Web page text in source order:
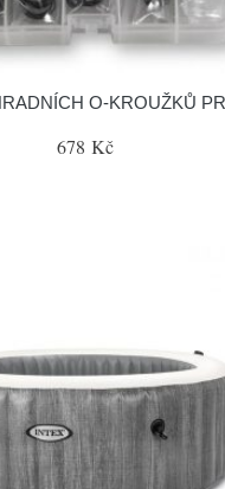
O-KROUŽKŮ
678 Kč